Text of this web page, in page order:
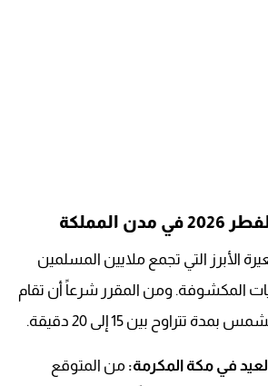
المملكة
الأبرز التي تجمع ملايين المسلمين
المكشوفة. ومن المقرر شرعاً أن تقام
تتراوح بين 15 إلى 20 دقيقة.
في مكة المكرمة: من المتوقع